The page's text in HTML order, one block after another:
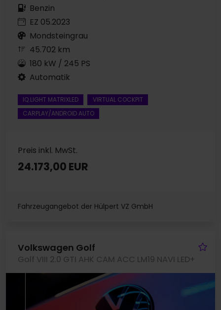
Benzin
EZ 05.2023
Mondsteingrau
45.702 km
180 kW / 245 PS
Automatik
IQ.LIGHT MATRIXLED
VIRTUAL COCKPIT
CARPLAY/ANDROID AUTO
Preis inkl. MwSt.
24.173,00 EUR
Fahrzeugangebot der Hülpert VZ GmbH
Volkswagen Golf
Golf VIII 2.0 GTI AHK CAM ACC LM19 NAVI LED+